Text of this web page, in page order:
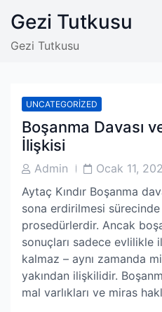
content
Gezi Tutkusu
Gezi Tutkusu
UNCATEGORIZED
Boşanma Davası
İlişkisi
PostAdmin
PostOcak 11,
Aytaç Kındır Boşanma
sona erdirilmesi
prosedürlerdir. Ancak
sonuçları sadece evlilikle
kalmaz – aynı zamanda
yakından ilişkilidir.
mal varlıkları ve miras